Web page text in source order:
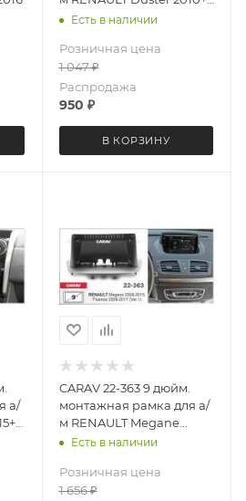
KWID 2017+; Logan 2013+;
Duster 2013
Есть в наличии
Розничная цена
1 047₽
Распродажа
950 ₽
В КОРЗИНУ
а/
CARAV 22-363 9 дюйм.
монтажная рамка для а/
м RENAULT Megane
2008-2015, Fluence 2009-
Есть в наличии
Розничная цена
1 656₽